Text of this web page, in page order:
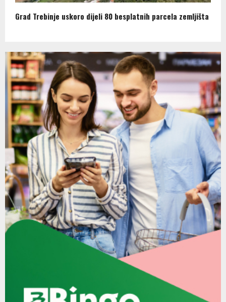
Grad Trebinje uskoro dijeli 80 besplatnih parcela zemljišta